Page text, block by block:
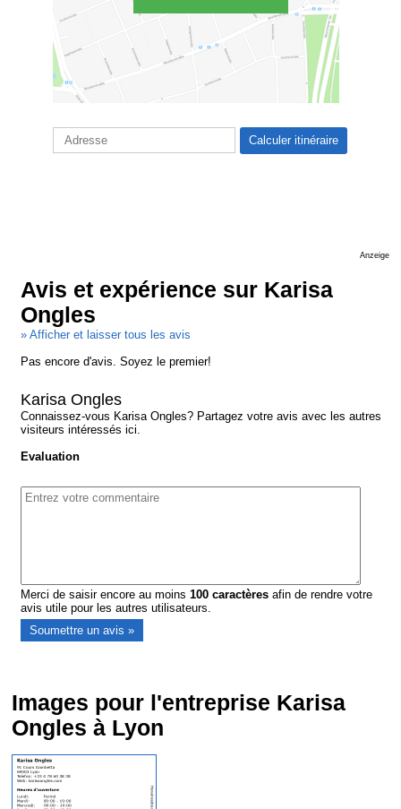
Anzeige
Avis et expérience sur Karisa
Ongles
» Afficher et laisser tous les avis
Pas encore d'avis. Soyez le premier!
Karisa Ongles
Connaissez-vous Karisa Ongles? Partagez votre avis avec les autres
visiteurs intéressés ici.
Evaluation
Merci de saisir encore au moins100 caractères afin de rendre votre
avis utile pour les autres utilisateurs.
Images pour l'entreprise Karisa
Ongles à Lyon